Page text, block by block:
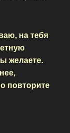
на тебя
желаете.
повторите